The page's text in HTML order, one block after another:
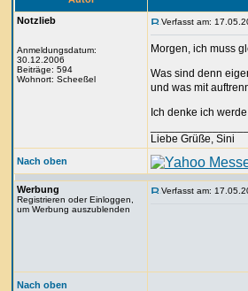
Notzlieb
Anmeldungsdatum:
30.12.2006
Beiträge: 594
Wohnort: Scheeßel
Verfasst am:
Morgen, ich muss
Was sind denn
und was mit
Ich denke ich
Liebe Grüße, Sini
Nach oben
Werbung
Registrieren oder Einloggen,
um Werbung auszublenden
Verfasst am:
Nach oben